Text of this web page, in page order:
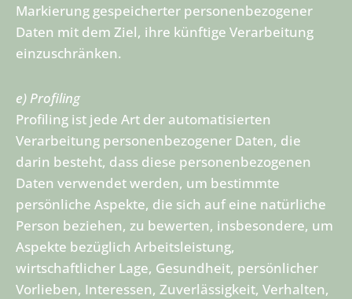
Markierung gespeicherter personenbezogener
Daten mit dem Ziel, ihre künftige Verarbeitung
einzuschränken.
e) Profiling
Profiling ist jede Art der automatisierten
Verarbeitung personenbezogener Daten, die
darin besteht, dass diese personenbezogenen
Daten verwendet werden, um bestimmte
persönliche Aspekte, die sich auf eine natürliche
Person beziehen, zu bewerten, insbesondere, um
Aspekte bezüglich Arbeitsleistung,
wirtschaftlicher Lage, Gesundheit, persönlicher
Vorlieben, Interessen, Zuverlässigkeit, Verhalten,